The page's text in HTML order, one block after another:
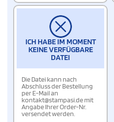
ICH HABE IM MOMENT
KEINE VERFÜGBARE
DATEI
Die Datei kann nach
Abschluss der Bestellung
per E-Mail an
kontakt@stampasi.de mit
Angabe Ihrer Order-Nr.
versendet werden.